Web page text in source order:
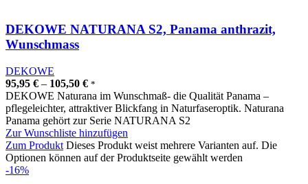
DEKOWE NATURANA S2, Panama anthrazit,
Wunschmass
DEKOWE
95,95 € – 105,50 € *
DEKOWE Naturana im Wunschmaß- die Qualität Panama –
pflegeleichter, attraktiver Blickfang in Naturfaseroptik. Naturana
Panama gehört zur Serie NATURANA S2
Zur Wunschliste hinzufügen
Zum Produkt Dieses Produkt weist mehrere Varianten auf. Die
Optionen können auf der Produktseite gewählt werden
-16%